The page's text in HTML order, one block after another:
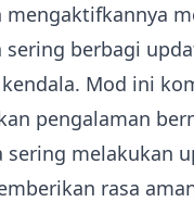
mengaktifkannya
sering berbagi
Mod ini
pengalaman
sering melakukan
rasa